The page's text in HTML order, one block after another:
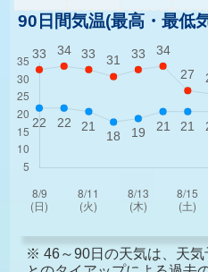
90日間気温(最高・最低
※ 46～90日の天気は、天気